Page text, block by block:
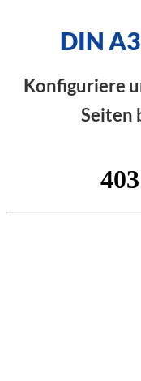
DIN
Konfiguriere
Seiten